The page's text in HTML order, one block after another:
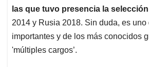
las que tuvo presencia la
2014 y Rusia 2018. Sin duda, es uno
importantes y de los más conocidos
'múltiples cargos’.